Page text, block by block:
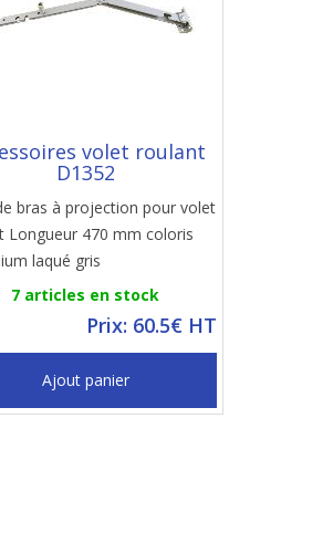
volet roulant
D1352
bras à projection pour volet
Longueur 470 mm coloris
laqué gris
7 articles en stock
Prix: 60.5€ HT
Ajout panier